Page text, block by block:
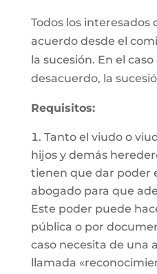
Todos los interesados
acuerdo desde el
la sucesión. En el
desacuerdo, la
Requisitos:
Tanto el viudo o
hijos y demás
tienen que dar poder
abogado para que
Este poder puede
pública o por
caso necesita de una
llamada